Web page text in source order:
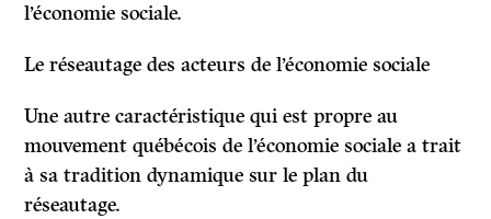
l’économie sociale.
Le réseautage des acteurs de l’économie sociale
Une autre caractéristique qui est propre au
mouvement québécois de l’économie sociale a trait
à sa tradition dynamique sur le plan du
réseautage.